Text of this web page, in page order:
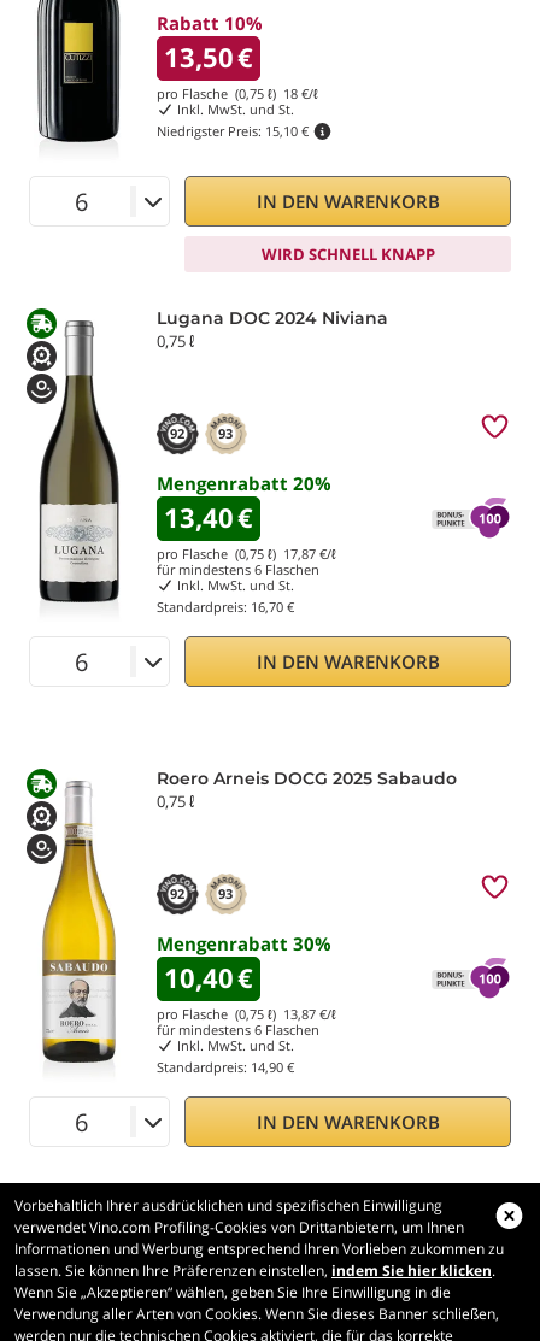
Rabatt 10%
13,50€
pro Flasche (0,75 ℓ) 18 €/ℓ
Inkl. MwSt. und St.
Niedrigster Preis: 15,10 €
IN DEN WARENKORB
WIRD SCHNELL KNAPP
Lugana DOC 2024 Niviana
0,75 ℓ
92 93
Mengenrabatt 20%
13,40€
pro Flasche (0,75 ℓ) 17,87 €/ℓ
für mindestens 6 Flaschen
Inkl. MwSt. und St.
Standardpreis: 16,70 €
IN DEN WARENKORB
Roero Arneis DOCG 2025 Sabaudo
0,75 ℓ
92 93
Mengenrabatt 30%
10,40€
pro Flasche (0,75 ℓ) 13,87 €/ℓ
für mindestens 6 Flaschen
Inkl. MwSt. und St.
Standardpreis: 14,90 €
IN DEN WARENKORB
Vorbehaltlich Ihrer ausdrücklichen und spezifischen Einwilligung
verwendet Vino.com Profiling-Cookies von Drittanbietern, um Ihnen
Informationen und Werbung entsprechend Ihren Vorlieben zukommen zu
lassen. Sie können Ihre Präferenzen einstellen, indem Sie hier klicken.
Wenn Sie „Akzeptieren“ wählen, geben Sie Ihre Einwilligung in die
Verwendung aller Arten von Cookies. Wenn Sie dieses Banner schließen,
werden nur die technischen Cookies aktiviert, die für das korrekte
Vino.com
Made with
in Tuscany